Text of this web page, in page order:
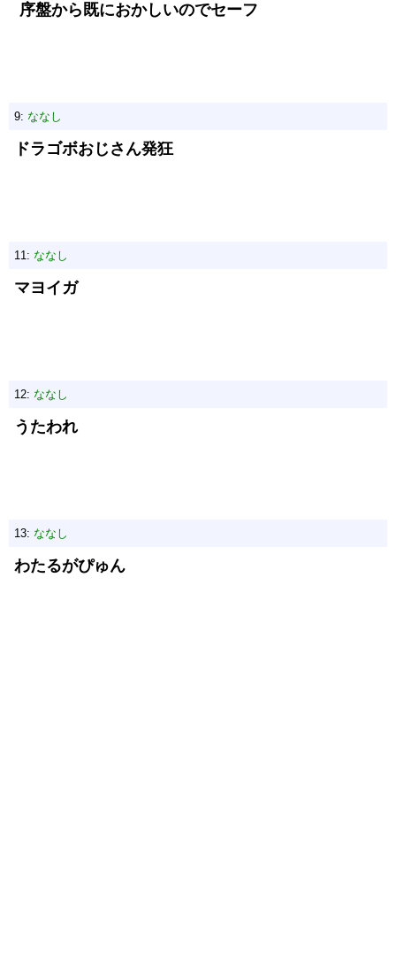
序盤から既におかしいのでセーフ
9: ななし
ドラゴボおじさん発狂
11: ななし
マヨイガ
12: ななし
うたわれ
13: ななし
わたるがぴゅん